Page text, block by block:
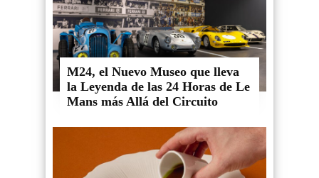
M24, el Nuevo Museo que lleva
la Leyenda de las 24 Horas de Le
Mans más Allá del Circuito